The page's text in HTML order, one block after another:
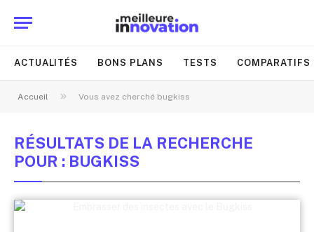
ACTUALITÉS BONS PLANS TESTS COMPARATIFS
Accueil » Vous avez cherché bugkiss
RÉSULTATS DE LA RECHERCHE
POUR : BUGKISS